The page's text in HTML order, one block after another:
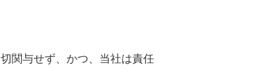
関与せず、かつ、当社は責任